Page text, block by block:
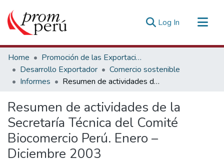
Log In (current)
Communities & Collections
All of DSpace
Statistics
Home
Promoción de las Exportaciones
Desarrollo Exportador
Comercio sostenible
Informes
Resumen de actividades de la Secretaría Técnica del Comité Biocomercio Perú. Enero – Diciembre 2003
Resumen de actividades de la
Secretaría Técnica del Comité
Biocomercio Perú. Enero –
Diciembre 2003